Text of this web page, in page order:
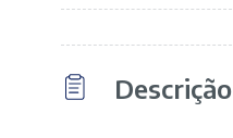
-
com
500gr
Descrição